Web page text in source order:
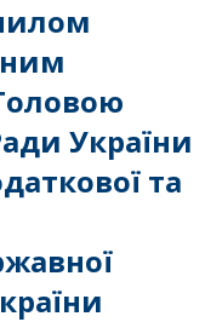
України
та